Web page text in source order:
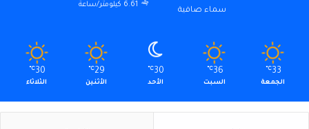
سماء صافية
6.61 كيلومتر/ساعة
33
℃
الجمعة
36
℃
السبت
30
℃
الأحد
29
℃
الأثنين
30
℃
الثلاثاء